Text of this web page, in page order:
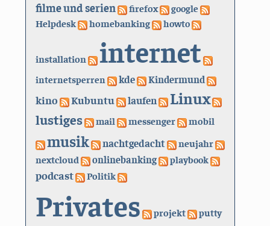
filme und serien firefox
google
Helpdesk
homebanking howto
installation internet
internetsperren kde Kindermund
kino Kubuntu laufen Linux
lustiges mail messenger mobil
musik nachtgedacht neujahr
nextcloud onlinebanking playbook
podcast Politik
Privates projekt putty